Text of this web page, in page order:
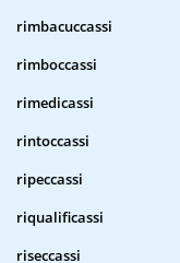
rimbacuccassi
rimboccassi
rimedicassi
rintoccassi
ripeccassi
riqualificassi
riseccassi